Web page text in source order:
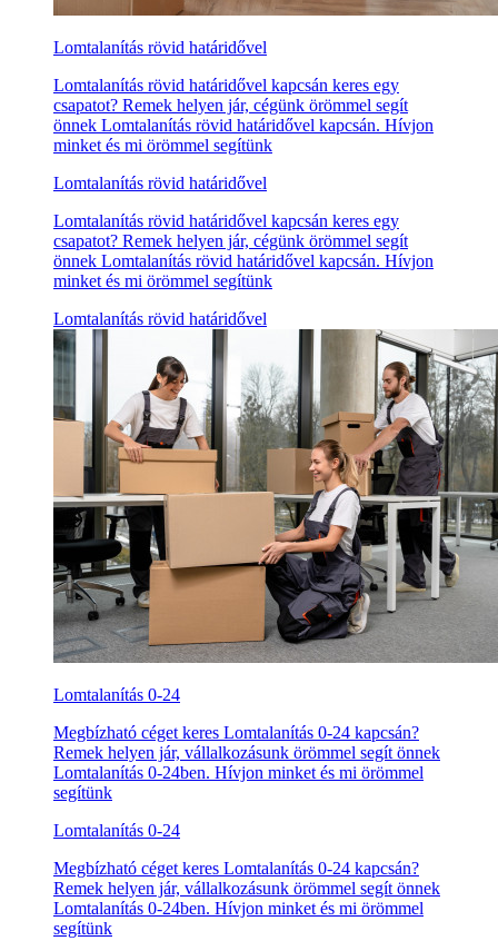
Lomtalanítás rövid határidővel
Lomtalanítás rövid határidővel kapcsán keres egy
csapatot? Remek helyen jár, cégünk örömmel segít
önnek Lomtalanítás rövid határidővel kapcsán. Hívjon
minket és mi örömmel segítünk
Lomtalanítás rövid határidővel
Lomtalanítás rövid határidővel kapcsán keres egy
csapatot? Remek helyen jár, cégünk örömmel segít
önnek Lomtalanítás rövid határidővel kapcsán. Hívjon
minket és mi örömmel segítünk
Lomtalanítás rövid határidővel
Lomtalanítás 0-24
Megbízható céget keres Lomtalanítás 0-24 kapcsán?
Remek helyen jár, vállalkozásunk örömmel segít önnek
Lomtalanítás 0-24ben. Hívjon minket és mi örömmel
segítünk
Lomtalanítás 0-24
Megbízható céget keres Lomtalanítás 0-24 kapcsán?
Remek helyen jár, vállalkozásunk örömmel segít önnek
Lomtalanítás 0-24ben. Hívjon minket és mi örömmel
segítünk